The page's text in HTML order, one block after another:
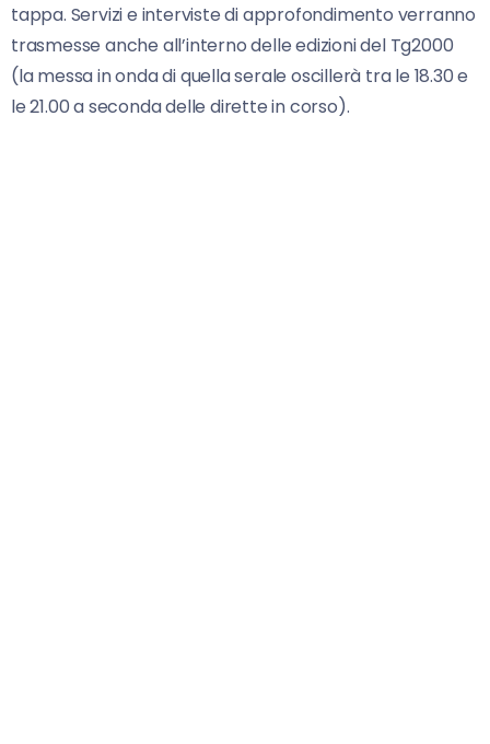
tappa. Servizi e interviste di approfondimento verranno
trasmesse anche all’interno delle edizioni del Tg2000
(la messa in onda di quella serale oscillerà tra le 18.30 e
le 21.00 a seconda delle dirette in corso).